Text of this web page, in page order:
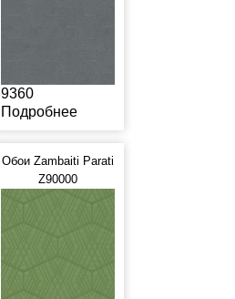
9360
Подробнее
Обои Zambaiti Parati
Z90000